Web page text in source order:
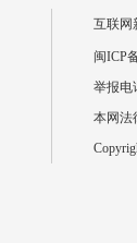
互联网
闽ICP
举报电
本网法